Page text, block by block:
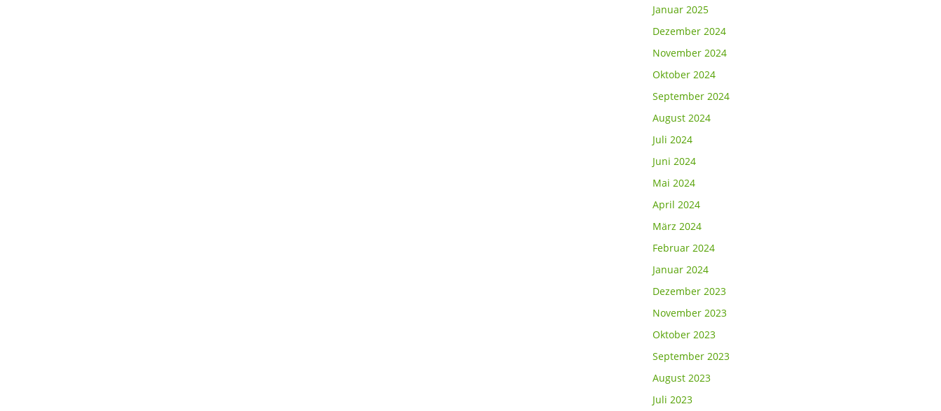
Januar 2025
Dezember 2024
November 2024
Oktober 2024
September 2024
August 2024
Juli 2024
Juni 2024
Mai 2024
April 2024
März 2024
Februar 2024
Januar 2024
Dezember 2023
November 2023
Oktober 2023
September 2023
August 2023
Juli 2023